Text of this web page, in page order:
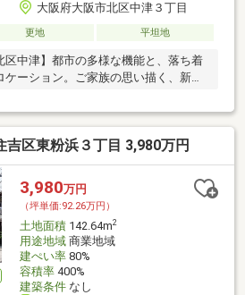
大阪府大阪市北区中津３丁目
更地 平坦地
区中津】都市の多様な機能と、落ち着
ーション。ご家族の思い描く、新し
吉区東粉浜３丁目 3,980万円
3,980万円
（坪単価:92.26万円）
土地面積142.64m2
用途地域商業地域
建ぺい率80%
容積率400%
建築条件なし